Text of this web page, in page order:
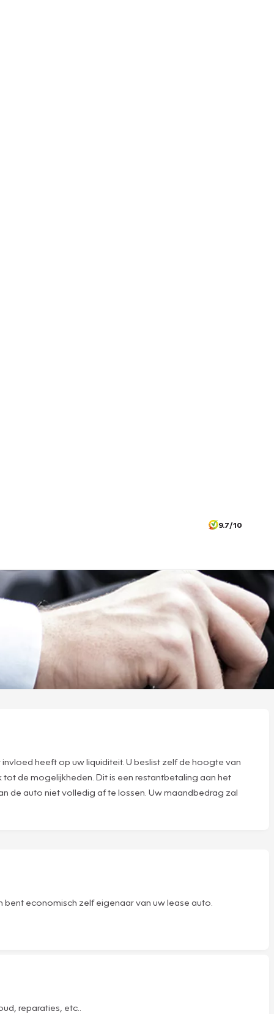
9.7/10
heeft op uw liquiditeit. U beslist zelf de hoogte van
de mogelijkheden. Dit is een restantbetaling aan het
de auto niet volledig af te lossen. Uw maandbedrag zal
economisch zelf eigenaar van uw lease auto.
reparaties, etc..